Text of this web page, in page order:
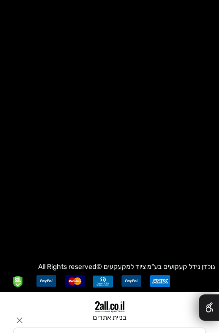
גולדן נידל קעקועים בע"מציוד למקעקעים ©All Rights reserved
בניית אתרים